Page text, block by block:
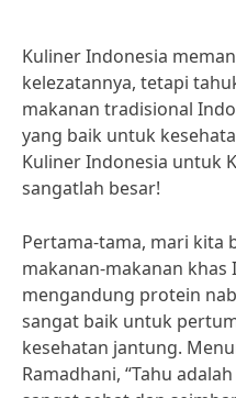
Kuliner Indonesia
kelezatannya, tetapi
makanan tradisional
yang baik untuk
Kuliner Indonesia untuk
sangatlah besar!
Pertama-tama, mari kita
makanan-makanan khas
mengandung protein
sangat baik untuk
kesehatan jantung.
Ramadhani, “Tahu